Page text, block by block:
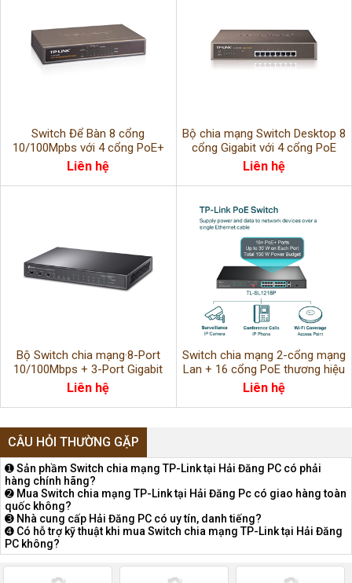
Switch Để Bàn 8 cổng
10/100Mpbs với 4 cổng PoE+
TL-SF1008P
Liên hệ
Bộ chia mạng Switch Desktop 8
cổng Gigabit với 4 cổng PoE
Liên hệ
Bộ Switch chia mạng·8-Port
10/100Mbps + 3-Port Gigabit
Desktop 8-Port PoE+
Liên hệ
Switch chia mạng 2-cổng mạng
Lan + 16 cổng PoE thương hiệu
TL-SL1218P
Liên hệ
CÂU HỎI THƯỜNG GẶP
➊ Sản phầm Switch chia mạng TP-Link tại Hải Đăng PC có phải
hàng chính hãng?
➋ Mua Switch chia mạng TP-Link tại Hải Đăng Pc có giao hàng toàn
quốc không?
➌ Nhà cung cấp Hải Đăng PC có uy tín, danh tiếng?
➍ Có hỗ trợ kỹ thuật khi mua Switch chia mạng TP-Link tại Hải Đăng
PC không?